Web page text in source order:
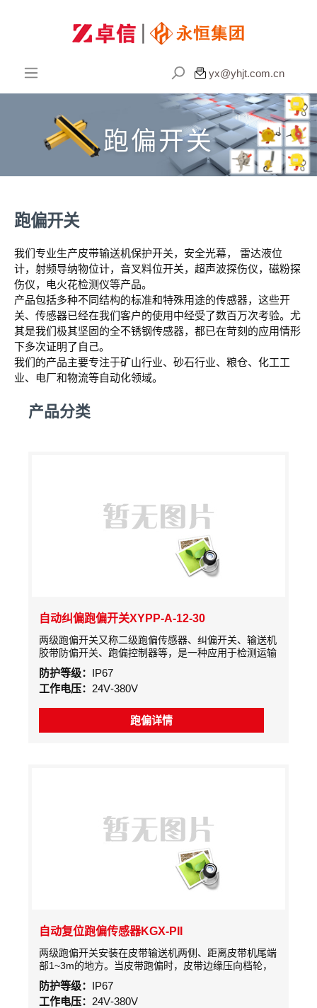
 yx@yhjt.com.cn
跑偏开关
跑偏开关
我们专业生产皮带输送机保护开关，安全光幕， 雷达液位
计，射频导纳物位计，音叉料位开关，超声波探伤仪，磁粉探
伤仪，电火花检测仪等产品。
产品包括多种不同结构的标准和特殊用途的传感器，这些开
关、传感器已经在我们客户的使用中经受了数百万次考验。尤
其是我们极其坚固的全不锈钢传感器，都已在苛刻的应用情形
下多次证明了自己。
我们的产品主要专注于矿山行业、砂石行业、粮仓、化工工
业、电厂和物流等自动化领域。
产品分类
自动纠偏跑偏开关XYPP-A-12-30
两级跑偏开关又称二级跑偏传感器、纠偏开关、输送机
胶带防偏开关、跑偏控制器等，是一种应用于检测运输
皮带运行过程中发生偏离机架中心线的故障的保护装
置，可有效地防止因输送带跑偏而造成的撒料、过负
载、撕裂皮带、损坏机械等事故的发生，
防护等级： IP67
工作电压： 24V-380V
跑偏详情
自动复位跑偏传感器KGX-PII
两级跑偏开关安装在皮带输送机两侧、距离皮带机尾端
部1~3m的地方。当皮带跑偏时，皮带边缘压向档轮，
迫使档轮偏转，使限位开关动作。为减少档轮与皮带的
摩擦，档轮的本体是由轴承制作的
防护等级： IP67
工作电压： 24V-380V